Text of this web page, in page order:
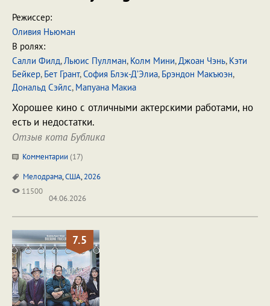
Режиссер:
Оливия Ньюман
В ролях:
Салли Филд,Льюис Пуллман, Колм Мини,Джоан Чэнь, Кэти
Бейкер, Бет Грант,София Блэк-Д’Элиа, Брэндон Макъюэн,
Дональд Сэйлс, Мапуана Макиа
Хорошее кино с отличными актерскими работами, но
есть и недостатки.
Отзыв кота Бублика
Комментарии (17)
Мелодрама,США,2026
11500
04.06.2026
7.5